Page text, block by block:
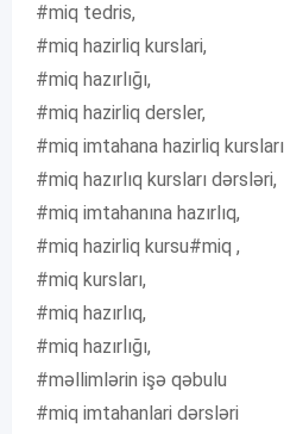
#miq tedris,
#miq hazirliq kurslari,
#miq hazırlığı,
#miq hazirliq dersler,
#miq imtahana hazirliq kursları
#miq hazırlıq kursları dərsləri,
#miq imtahanına hazırlıq,
#miq hazirliq kursu#miq ,
#miq kursları,
#miq hazırlıq,
#miq hazırlığı,
#məllimlərin işə qəbulu
#miq imtahanlari dərsləri